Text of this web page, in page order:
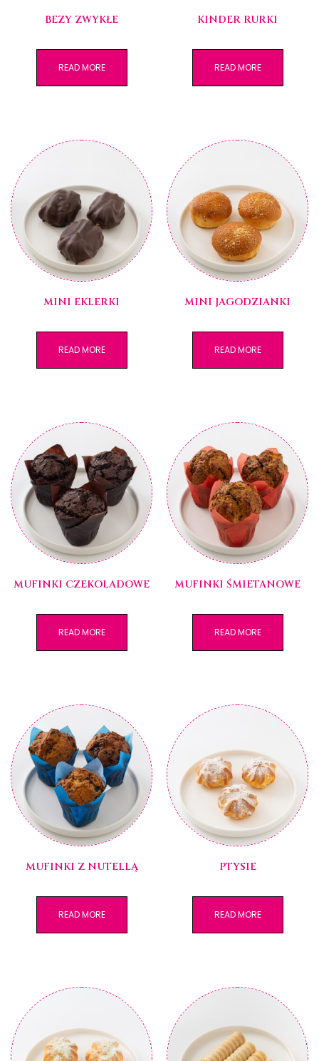
BEZY ZWYKŁE
READ MORE
KINDER RURKI
READ MORE
MINI EKLERKI
READ MORE
MINI JAGODZIANKI
READ MORE
MUFINKI CZEKOLADOWE
READ MORE
MUFINKI ŚMIETANOWE
READ MORE
MUFINKI Z NUTELLĄ
READ MORE
PTYSIE
READ MORE